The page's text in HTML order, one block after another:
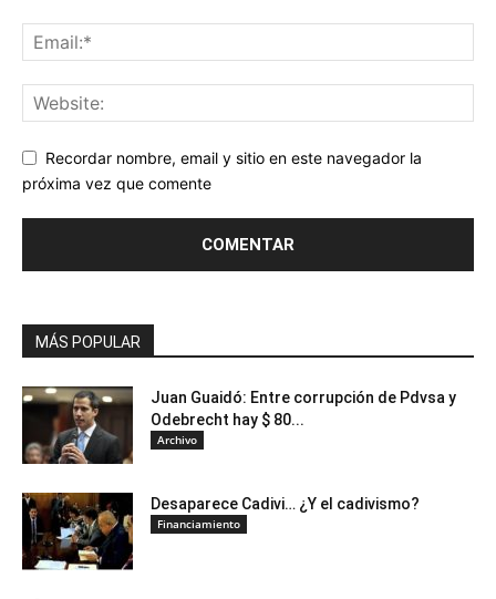
Recordar nombre, email y sitio en este navegador la
próxima vez que comente
MÁS POPULAR
Juan Guaidó: Entre corrupción de Pdvsa y
Odebrecht hay $ 80...
Archivo
Desaparece Cadivi… ¿Y el cadivismo?
Financiamiento